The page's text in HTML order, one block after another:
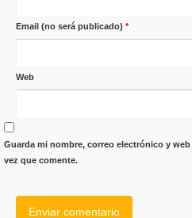
Email (no será publicado) *
Web
Guarda mi nombre, correo electrónico y
vez que comente.